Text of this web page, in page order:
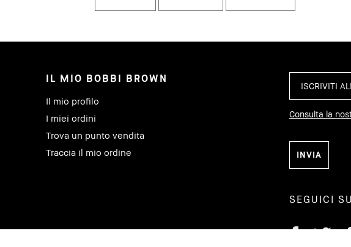
IL MIO BOBBI BROWN
Il mio profilo
I miei ordini
Trova un punto vendita
Traccia il mio ordine
Consulta la
SEGUICI SU